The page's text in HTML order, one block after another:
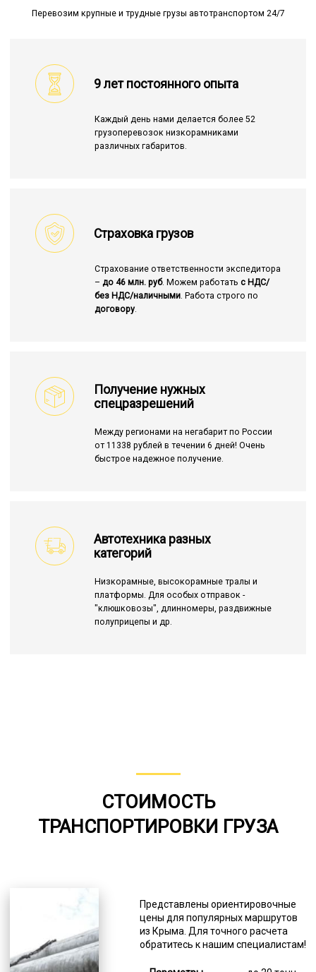
Перевозим крупные и трудные грузы автотранспортом 24/7
9 лет постоянного опыта
Каждый день нами делается более 52
грузоперевозок низкорамниками
различных габаритов.
Страховка грузов
Страхование ответственности экспедитора
– до 46 млн. руб. Можем работать с НДС/
без НДС/наличными. Работа строго по
договору.
Получение нужных
спецразрешений
Между регионами на негабарит по России
от 11338 рублей в течении 6 дней! Очень
быстрое надежное получение.
Автотехника разных
категорий
Низкорамные, высокорамные тралы и
платформы. Для особых отправок -
"клюшковозы", длинномеры, раздвижные
полуприцепы и др.
СТОИМОСТЬ
ТРАНСПОРТИРОВКИ ГРУЗА
Представлены ориентировочные
цены для популярных маршрутов
из Крыма. Для точного расчета
обратитесь к нашим специалистам!